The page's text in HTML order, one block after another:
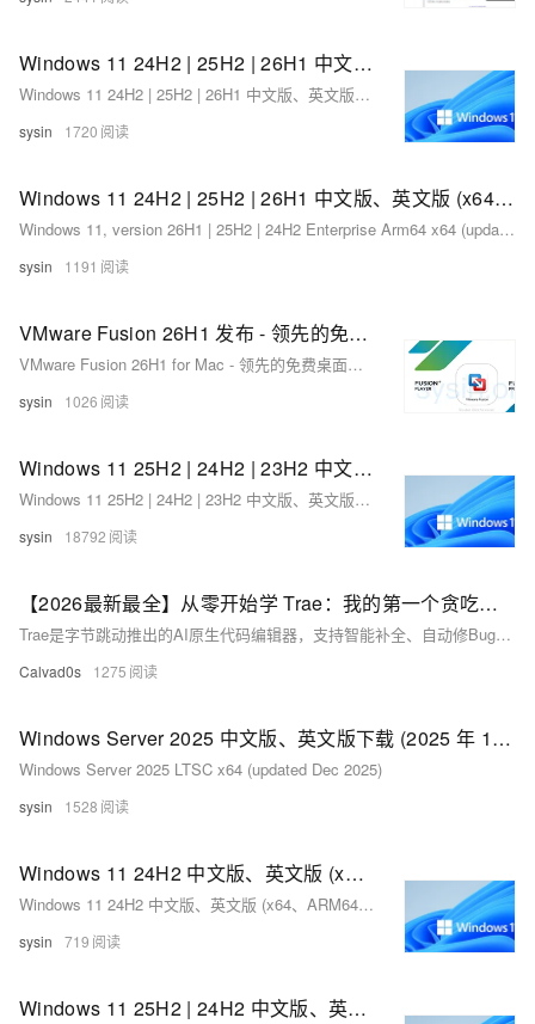
Windows 11 24H2 | 25H2 | 26H1 中文版、英文版 (x64、ARM64) 下载 (2026 年 2 月更新)
Windows 11 24H2 | 25H2 | 26H1 中文版、英文版 (x64、ARM64) 下载 (2026 年 2 月更新)
sysin 1720
Windows 11 24H2 | 25H2 | 26H1 中文版、英文版 (x64、ARM64) 下载 (2026 年 3 月更新)
Windows 11, version 26H1 | 25H2 | 24H2 Enterprise Arm64 x64 (updated Mar 2026)
sysin 1191
VMware Fusion 26H1 发布 - 领先的免费桌面虚拟化软件
VMware Fusion 26H1 for Mac - 领先的免费桌面虚拟化软件
sysin 1026
Windows 11 25H2 | 24H2 | 23H2 中文版、英文版 (x64、ARM64) 下载 (2025 年 10 月更新)
Windows 11 25H2 | 24H2 | 23H2 中文版、英文版 (x64、ARM64) 下载 (2025 年 10 月更新)
sysin 18792
【2026最新最全】从零开始学 Trae：我的第一个贪吃蛇小游戏实战
Trae是字节跳动推出的AI原生代码编辑器，支持智能补全、自动修Bug、多语言开发，集成doubao、DeepSeek等大模型，提供国内版与国际版，助力开发者高效编程。
Calvad0s 1275
Windows Server 2025 中文版、英文版下载 (2025 年 12 月更新)
Windows Server 2025 LTSC x64 (updated Dec 2025)
sysin 1528
Windows 11 24H2 中文版、英文版 (x64、ARM64) 下载 (2025 年 3 月更新)
Windows 11 24H2 中文版、英文版 (x64、ARM64) 下载 (2025 年 3 月更新)
sysin 719
Windows 11 25H2 | 24H2 中文版、英文版 (x64、ARM64) 下载 (2025 年 11 月更新)